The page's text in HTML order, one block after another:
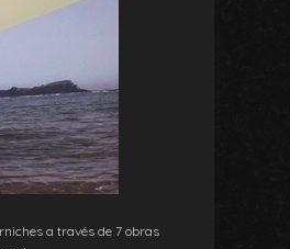
a través de 7 obras